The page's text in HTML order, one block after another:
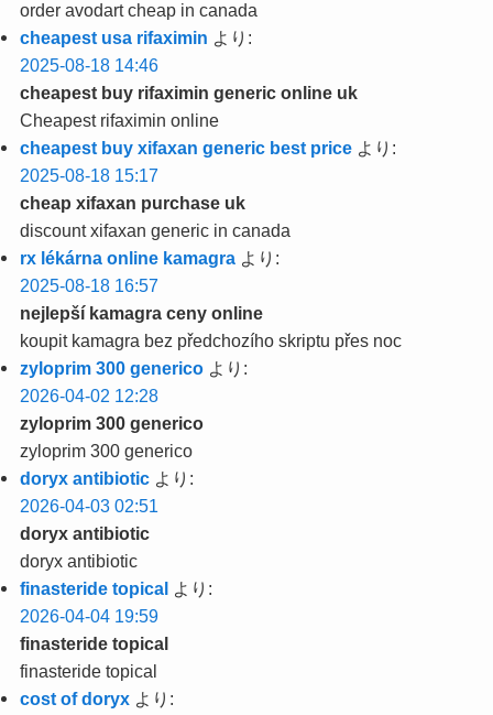
order avodart cheap in canada
cheapest usa rifaximin より:
2025-08-18 14:46
cheapest buy rifaximin generic online uk
Cheapest rifaximin online
cheapest buy xifaxan generic best price より:
2025-08-18 15:17
cheap xifaxan purchase uk
discount xifaxan generic in canada
rx lékárna online kamagra より:
2025-08-18 16:57
nejlepší kamagra ceny online
koupit kamagra bez předchozího skriptu přes noc
zyloprim 300 generico より:
2026-04-02 12:28
zyloprim 300 generico
zyloprim 300 generico
doryx antibiotic より:
2026-04-03 02:51
doryx antibiotic
doryx antibiotic
finasteride topical より:
2026-04-04 19:59
finasteride topical
finasteride topical
cost of doryx より: